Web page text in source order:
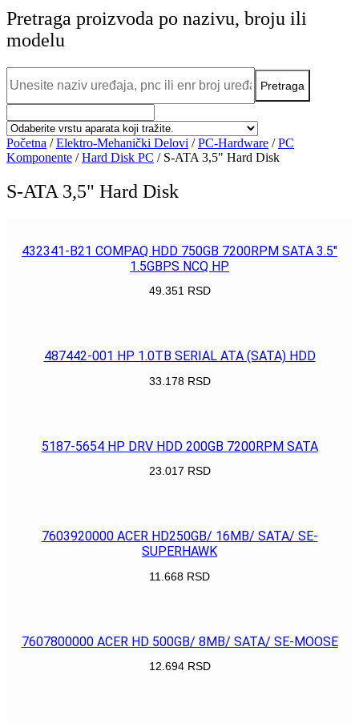
Pretraga proizvoda po nazivu, broju ili
modelu
Početna /Elektro-Mehanički Delovi /PC-Hardware /PC
Komponente /Hard Disk PC / S-ATA 3,5" Hard Disk
S-ATA 3,5" Hard Disk
432341-B21 COMPAQ HDD 750GB 7200RPM SATA 3.5″
1.5GBPS NCQ HP
49.351 RSD
487442-001 HP 1.0TB SERIAL ATA (SATA) HDD
33.178 RSD
5187-5654 HP DRV HDD 200GB 7200RPM SATA
23.017 RSD
7603920000 ACER HD250GB/ 16MB/ SATA/ SE-
SUPERHAWK
11.668 RSD
7607800000 ACER HD 500GB/ 8MB/ SATA/ SE-MOOSE
12.694 RSD